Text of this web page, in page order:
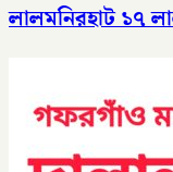
লালমনিরহাট ১৭